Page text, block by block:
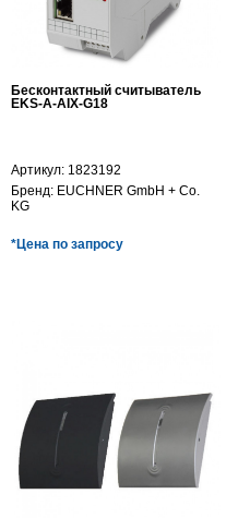
Бесконтактный считыватель
EKS-A-AIX-G18
Артикул: 1823192
Бренд: EUCHNER GmbH + Co.
KG
*Цена по запросу